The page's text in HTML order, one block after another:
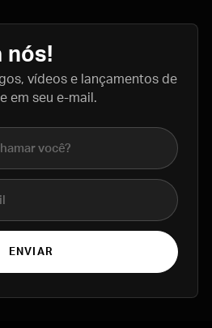
nós!
vídeos e lançamentos de
em seu e-mail.
ENVIAR